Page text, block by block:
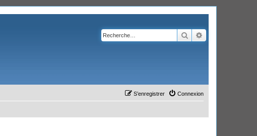
Rechercher
Connexion
S’enregistrer